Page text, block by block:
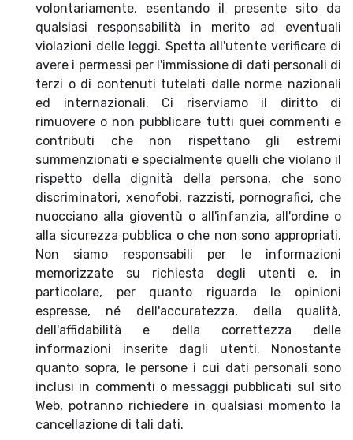
volontariamente, esentando il presente sito da
qualsiasi responsabilità in merito ad eventuali
violazioni delle leggi. Spetta all'utente verificare di
avere i permessi per l'immissione di dati personali di
terzi o di contenuti tutelati dalle norme nazionali
ed internazionali. Ci riserviamo il diritto di
rimuovere o non pubblicare tutti quei commenti e
contributi che non rispettano gli estremi
summenzionati e specialmente quelli che violano il
rispetto della dignità della persona, che sono
discriminatori, xenofobi, razzisti, pornografici, che
nuocciano alla gioventù o all'infanzia, all'ordine o
alla sicurezza pubblica o che non sono appropriati.
Non siamo responsabili per le informazioni
memorizzate su richiesta degli utenti e, in
particolare, per quanto riguarda le opinioni
espresse, né dell'accuratezza, della qualità,
dell'affidabilità e della correttezza delle
informazioni inserite dagli utenti. Nonostante
quanto sopra, le persone i cui dati personali sono
inclusi in commenti o messaggi pubblicati sul sito
Web, potranno richiedere in qualsiasi momento la
cancellazione di tali dati.